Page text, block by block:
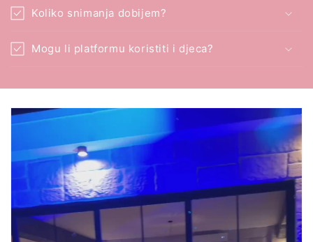
Koliko snimanja dobijem?
Mogu li platformu koristiti i djeca?